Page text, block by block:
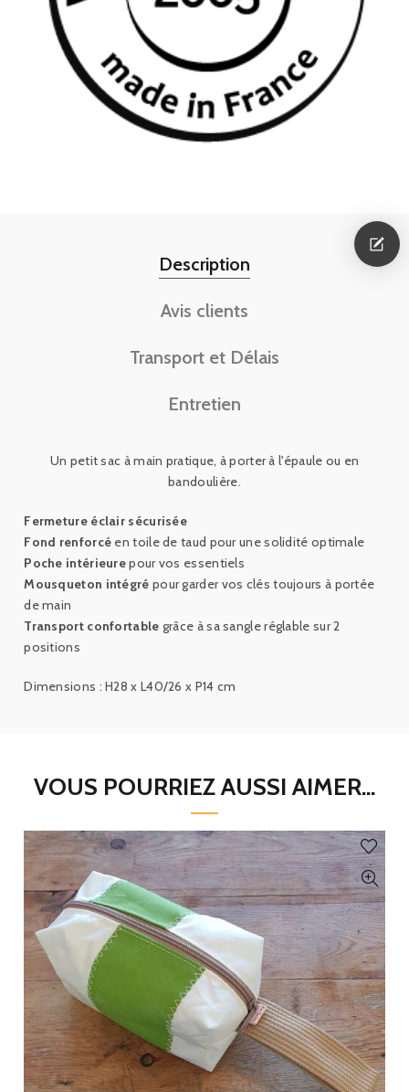
Description
Avis clients
Transport et Délais
Entretien
Un petit sac à main pratique, à porter à l'épaule ou en
bandoulière.
Fermeture éclair sécurisée
Fond renforcé en toile de taud pour une solidité optimale
Poche intérieurepour vos essentiels
Mousqueton intégré pour garder vos clés toujours à portée
de main
Transport confortable grâce à sa sangle réglable sur 2
positions
Dimensions :H28 x L40/26 x P14 cm
VOUS POURRIEZ AUSSI AIMER...